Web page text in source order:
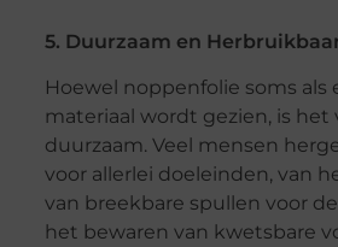
5. Duurzaam en
Hoewel noppenfolie soms als
materiaal wordt gezien, is het
duurzaam. Veel mensen
voor allerlei doeleinden, van
van breekbare spullen voor
het bewaren van kwetsbare